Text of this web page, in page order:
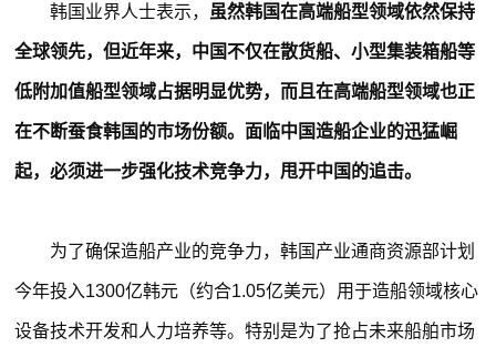
韩国业界人士表示， 虽然韩国在高端船型领域依然保持
全球领先，但近年来，中国不仅在散货船、小型集装箱船等
低附加值船型领域占据明显优势，而且在高端船型领域也正
在不断蚕食韩国的市场份额。面临中国造船企业的迅猛崛
起，必须进一步强化技术竞争力，甩开中国的追击。
为了确保造船产业的竞争力，韩国产业通商资源部计划
今年投入1300亿韩元（约合1.05亿美元）用于造船领域核心
设备技术开发和人力培养等。特别是为了抢占未来船舶市场